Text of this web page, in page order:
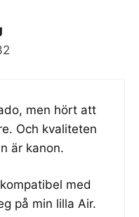
men hört att
Och kvaliteten
är kanon.
med
på min lilla Air.